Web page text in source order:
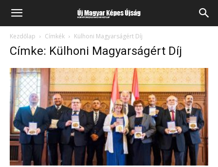
Kezdőlap Címkék Külhoni Magyarságért Díj
Címke: Külhoni Magyarságért Díj